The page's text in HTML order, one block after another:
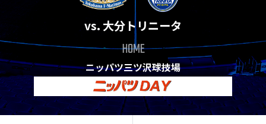
vs. 大分トリニータ
HOME
ニッパツ三ツ沢球技場